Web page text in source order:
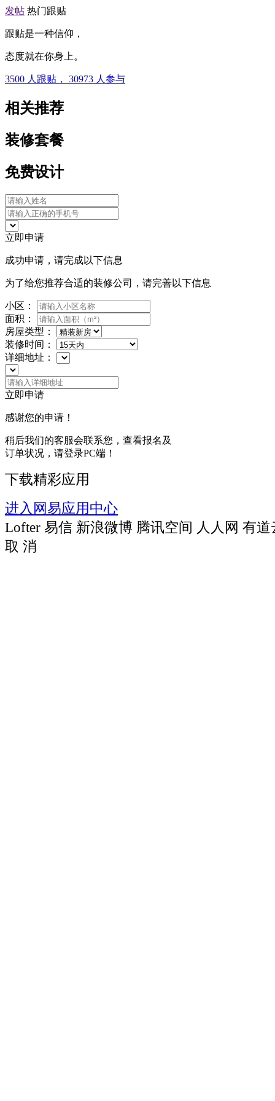
发帖 热门跟贴
跟贴是一种信仰，
态度就在你身上。
3500 人跟贴， 30973 人参与
相关推荐
装修套餐
免费设计
立即申请
成功申请，请完成以下信息
为了给您推荐合适的装修公司，请完善以下信息
小区：
面积：
房屋类型：
装修时间：
详细地址：
立即申请
感谢您的申请！
稍后我们的客服会联系您，查看报名及
订单状况，请登录PC端！
下载精彩应用
进入网易应用中心
Lofter 易信 新浪微博 腾讯空间 人人网 有道
取 消